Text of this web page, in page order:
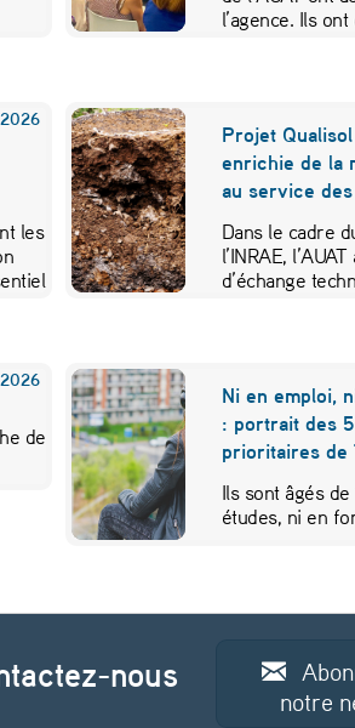
l’agence. Ils
2026
les
Projet
enrichie de la
au service
Dans le cadre
l’INRAE,
d’échange
2026
de
Ni en emploi,
: portrait des
prioritaires de
Ils sont âgés
études, ni en
nous
notre